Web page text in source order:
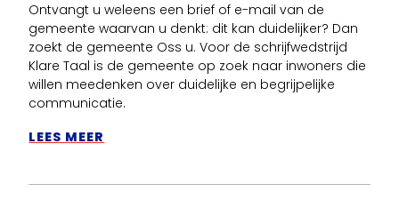
Ontvangt u weleens een brief of e-mail van de
gemeente waarvan u denkt: dit kan duidelijker? Dan
zoekt de gemeente Oss u. Voor de schrijfwedstrijd
Klare Taal is de gemeente op zoek naar inwoners die
willen meedenken over duidelijke en begrijpelijke
communicatie.
LEES MEER